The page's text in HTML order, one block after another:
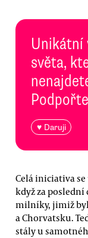
Unikátní
světa,
♥ Daruji
Celá iniciativa
když za
milníky, jimiž
a Chorvatsku.
stály u